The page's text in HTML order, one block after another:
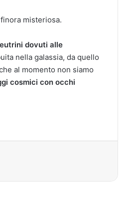
misteriosa.
dovuti alle
nella galassia, da quello
al momento non siamo
cosmici con occhi